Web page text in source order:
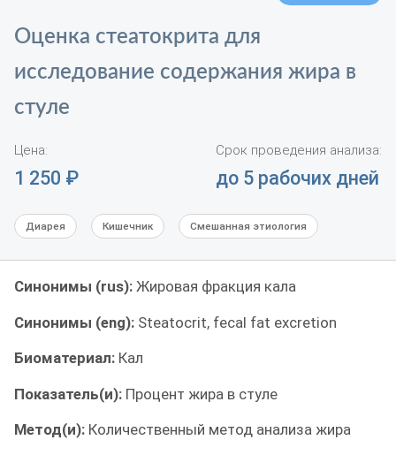
Оценка стеатокрита для
исследование содержания жира в
стуле
Цена:
1 250 ₽
Срок проведения анализа:
до 5 рабочих дней
Диарея Кишечник Смешанная этиология
Синонимы (rus): Жировая фракция кала
Синонимы (eng): Steatocrit, fecal fat excretion
Биоматериал: Кал
Показатель(и): Процент жира в стуле
Метод(и): Количественный метод анализа жира